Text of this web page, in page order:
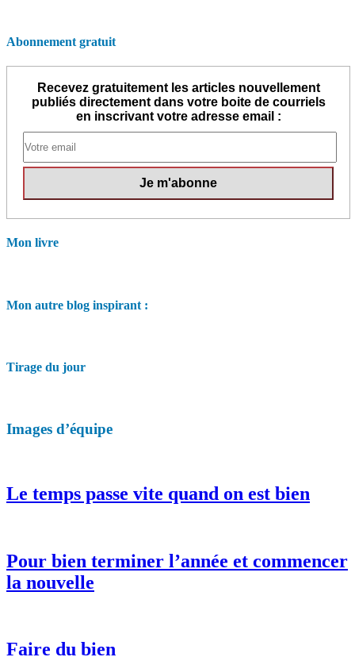
Abonnement gratuit
Recevez gratuitement les articles nouvellement
publiés directement dans votre boite de courriels
en inscrivant votre adresse email :
Mon livre
Mon autre blog inspirant :
Tirage du jour
Images d’équipe
Le temps passe vite quand on est bien
Pour bien terminer l’année et commencer
la nouvelle
Faire du bien